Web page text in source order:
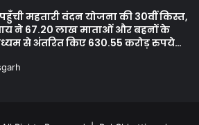
महतारी वंदन योजना की 30वीं किस्त,
ने 67.20 लाख माताओं और बहनों के
से अंतरित किए 630.55 करोड़ रुपये…